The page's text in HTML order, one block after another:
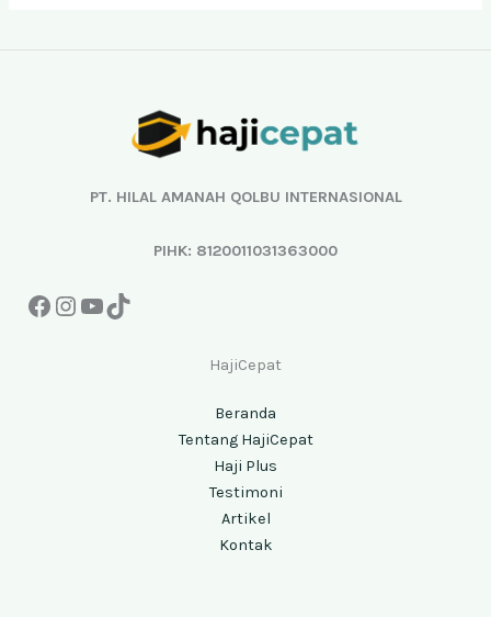
PT. HILAL AMANAH QOLBU INTERNASIONAL
PIHK: 8120011031363000
Instagram
YouTube
TikTok
HajiCepat
Beranda
Tentang HajiCepat
Haji Plus
Testimoni
Artikel
Kontak